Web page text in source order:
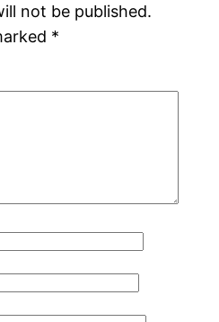
not be published.
*